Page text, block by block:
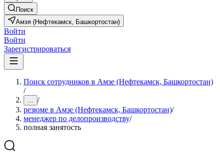
Поиск
Амзя (Нефтекамск, Башкортостан)
Войти
Войти
Зарегистрироваться
Поиск сотрудников в Амзе (Нефтекамск, Башкортостан)
/
... /
резюме в Амзе (Нефтекамск, Башкортостан)/
менеджер по делопроизводству/
полная занятость